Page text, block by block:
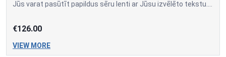
€126.00
VIEW MORE